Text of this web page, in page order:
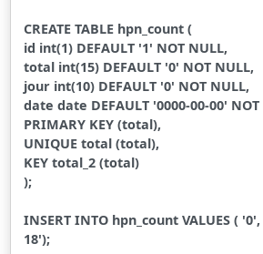
CREATE TABLE hpn_count (
id int(1) DEFAULT '1' NOT NULL,
total int(15) DEFAULT '0' NOT NULL,
jour int(10) DEFAULT '0' NOT NULL,
date date DEFAULT '0000-00-00' NOT
PRIMARY KEY (total),
UNIQUE total (total),
KEY total_2 (total)
);
INSERT INTO hpn_count VALUES (
18');